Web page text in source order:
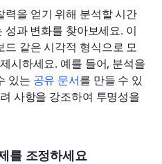
을 얻기 위해 분석할 시간
과 변화를 찾아보세요. 이
같은 시각적 형식으로 모
시하세요. 예를 들어, 분석을
있는 공유 문서를 만들 수 있
사항을 강조하여 투명성을
를 조정하세요